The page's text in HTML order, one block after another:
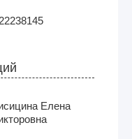
22238145
Елена